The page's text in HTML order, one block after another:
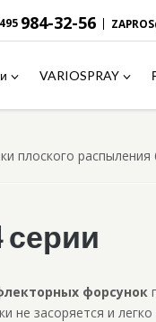
984-32-56 |
VARIOSPRAY
плоского распыления
серии
форсунок
не засоряется и